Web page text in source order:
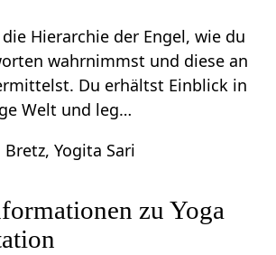
Hierarchie der Engel, wie du
wahrnimmst und diese an
Du erhältst Einblick in
Welt und leg…
Bretz, Yogita Sari
zu Yoga